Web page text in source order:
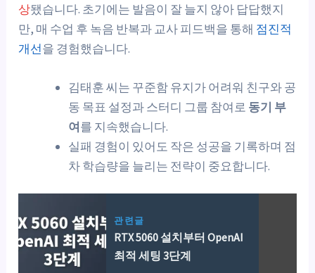
상됐습니다. 초기에는 발음이 잘 늘지 않아 답답했지
만, 매 수업 후 녹음 반복과 교사 피드백을 통해 점진적
개선을 경험했습니다.
김태훈 씨는 꾸준함 유지가 어려워 친구와 공
동 목표 설정과 스터디 그룹 참여로 동기 부
여를 지속했습니다.
실패 경험이 있어도 작은 성공을 기록하며 점
차 학습량을 늘리는 전략이 중요합니다.
관련글
RTX 5060 설치부터 OpenAI
최적 세팅 3단계